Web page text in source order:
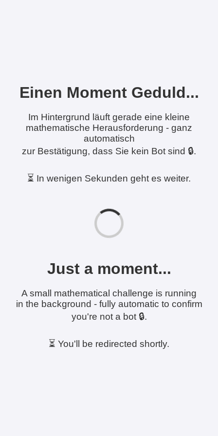
Einen Moment Geduld...
Im Hintergrund läuft gerade eine kleine
mathematische Herausforderung - ganz
automatisch
zur Bestätigung, dass Sie kein Bot sind 🔒.
⏳ In wenigen Sekunden geht es weiter.
Just a moment...
A small mathematical challenge is running
in the background - fully automatic to confirm
you're not a bot 🔒.
⏳ You'll be redirected shortly.